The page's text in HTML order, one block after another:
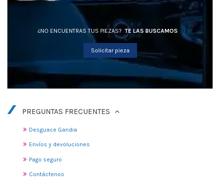
¿NO ENCUENTRAS TUS PIEZAS? TE LAS BUSCAMOS
Solicitar pieza
PREGUNTAS FRECUENTES
Desguace Gandia
Envíos y devoluciones
Pago seguro
Contáctenos